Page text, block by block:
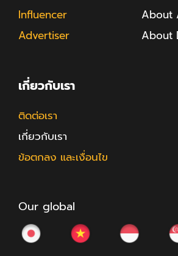
Influencer
Advertiser
About
About
เกี่ยวกับเรา
ติดต่อเรา
เกี่ยวกับเรา
ข้อตกลง และเงื่อนไข
Our global